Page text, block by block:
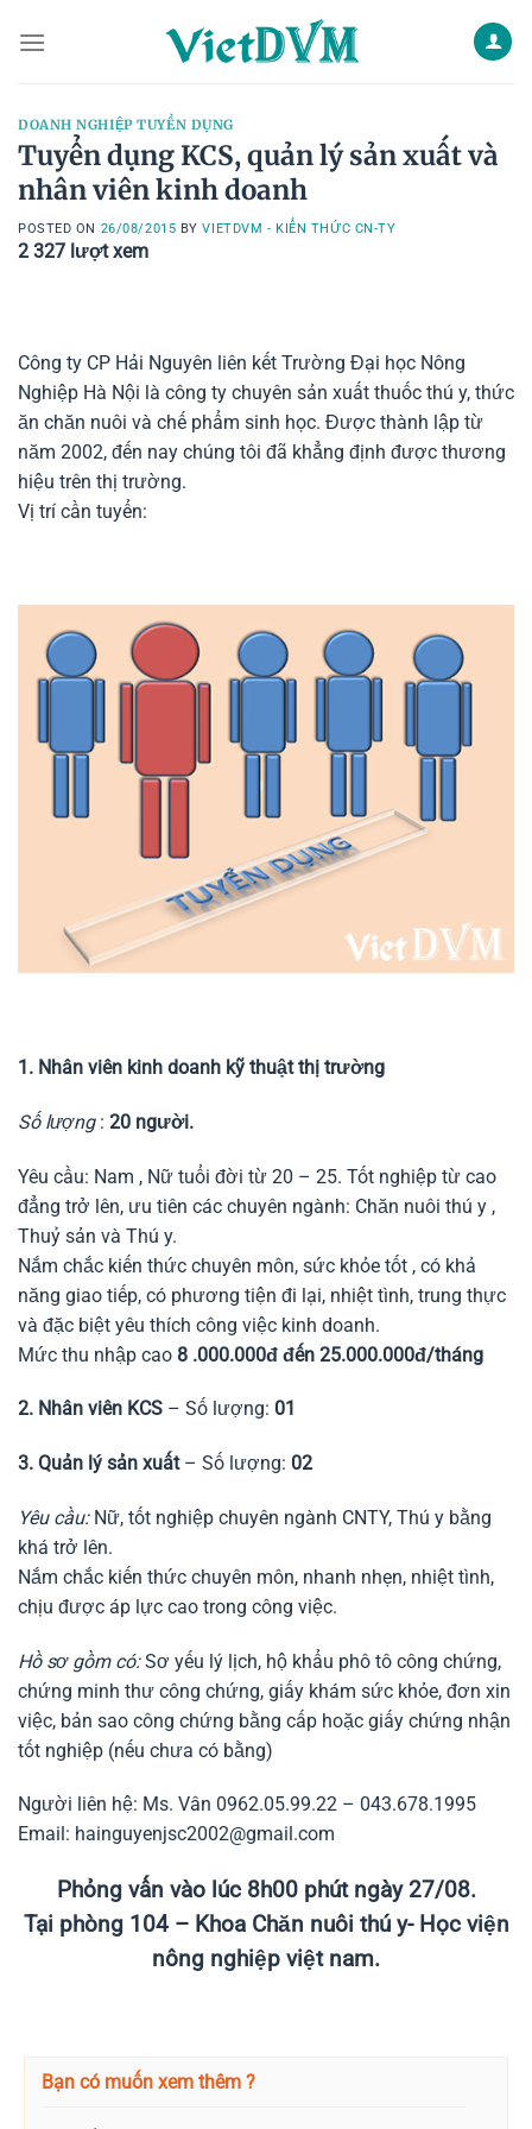
DOANH NGHIỆP TUYỂN DỤNG
Tuyển dụng KCS, quản lý sản xuất và
nhân viên kinh doanh
POSTED ON 26/08/2015 BYVIETDVM - KIẾN THỨC CN-TY
2 327 lượt xem
Công ty CP Hải Nguyên liên kết Trường Đại học Nông
Nghiệp Hà Nội là công ty chuyên sản xuất thuốc thú y, thức
ăn chăn nuôi và chế phẩm sinh học. Được thành lập từ
năm 2002, đến nay chúng tôi đã khẳng định được thương
hiệu trên thị trường.
Vị trí cần tuyển:
1. Nhân viên kinh doanh kỹ thuật thị trường
Số lượng: 20 người.
Yêu cầu: Nam , Nữ tuổi đời từ 20 – 25. Tốt nghiệp từ cao
đẳng trở lên, ưu tiên các chuyên ngành: Chăn nuôi thú y ,
Thuỷ sản và Thú y.
Nắm chắc kiến thức chuyên môn, sức khỏe tốt , có khả
năng giao tiếp, có phương tiện đi lại, nhiệt tình, trung thực
và đặc biệt yêu thích công việc kinh doanh.
Mức thu nhập cao 8 .000.000đ đến 25.000.000đ/tháng
2. Nhân viên KCS – Số lượng: 01
3. Quản lý sản xuất– Số lượng: 02
Yêu cầu:Nữ, tốt nghiệp chuyên ngành CNTY, Thú y bằng
khá trở lên.
Nắm chắc kiến thức chuyên môn, nhanh nhẹn, nhiệt tình,
chịu được áp lực cao trong công việc.
Hồ sơ gồm có:Sơ yếu lý lịch, hộ khẩu phô tô công chứng,
chứng minh thư công chứng, giấy khám sức khỏe, đơn xin
việc, bản sao công chứng bằng cấp hoặc giấy chứng nhận
tốt nghiệp (nếu chưa có bằng)
Người liên hệ: Ms. Vân 0962.05.99.22 – 043.678.1995
Email: hainguyenjsc2002@gmail.com
Phỏng vấn vào lúc 8h00 phút ngày 27/08.
Tại phòng 104 – Khoa Chăn nuôi thú y- Học viện
nông nghiệp việt nam.
Bạn có muốn xem thêm ?